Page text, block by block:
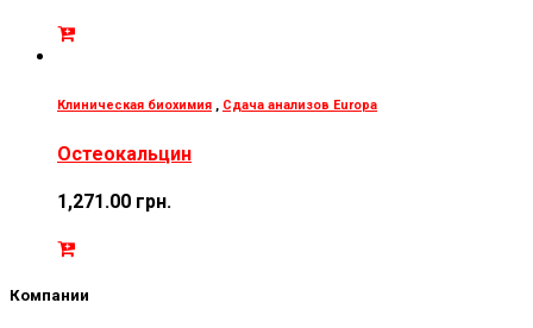
Клиническая биохимия , Сдача анализов Europa
Остеокальцин
1,271.00 грн.
Компании